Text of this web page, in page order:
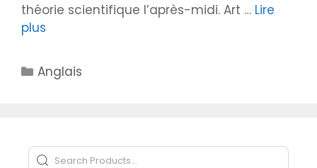
théorie scientifique l’après-midi. Art … Lire
plus
Catégories
Anglais
Search Products
Type to search products